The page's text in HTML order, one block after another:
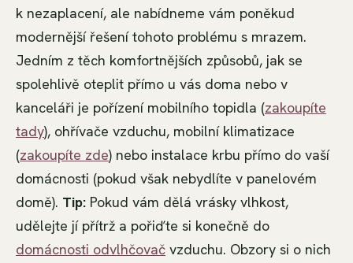
k nezaplacení, ale nabídneme vám poněkud
modernější řešení tohoto problému s mrazem.
Jedním z těch komfortnějších způsobů, jak se
spolehlivě oteplit přímo u vás doma nebo v
kanceláři je pořízení mobilního topidla (zakoupíte
tady), ohřívače vzduchu, mobilní klimatizace
(zakoupíte zde) nebo instalace krbu přímo do vaší
domácnosti (pokud však nebydlíte v panelovém
domě). Tip: Pokud vám dělá vrásky vlhkost,
udělejte jí přítrž a pořiďte si konečně do
domácnosti odvlhčovač vzduchu. Obzory si o nich